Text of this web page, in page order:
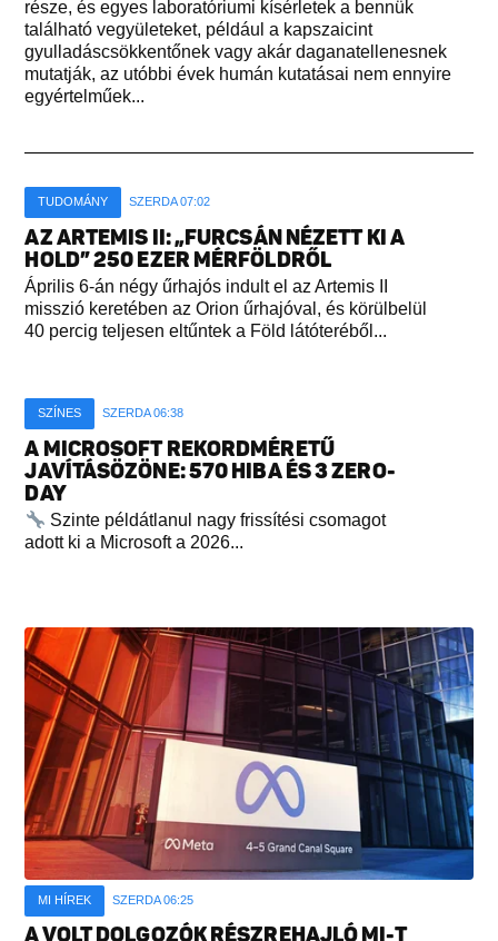
része, és egyes laboratóriumi kísérletek a bennük
található vegyületeket, például a kapszaicint
gyulladáscsökkentőnek vagy akár daganatellenesnek
mutatják, az utóbbi évek humán kutatásai nem ennyire
egyértelműek...
TUDOMÁNY SZERDA 07:02
AZ ARTEMIS II: „FURCSÁN NÉZETT KI A
HOLD” 250 EZER MÉRFÖLDRŐL
Április 6-án négy űrhajós indult el az Artemis II
misszió keretében az Orion űrhajóval, és körülbelül
40 percig teljesen eltűntek a Föld látóteréből...
SZÍNES SZERDA 06:38
A MICROSOFT REKORDMÉRETŰ
JAVÍTÁSÖZÖNE: 570 HIBA ÉS 3 ZERO-
DAY
Szinte példátlanul nagy frissítési csomagot
adott ki a Microsoft a 2026...
MI HÍREK SZERDA 06:25
A VOLT DOLGOZÓK RÉSZREHAJLÓ MI-T